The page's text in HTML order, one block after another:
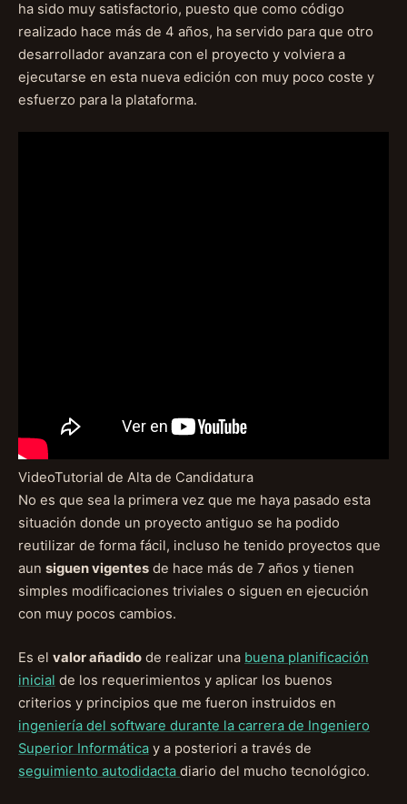
ha sido muy satisfactorio, puesto que como código
realizado hace más de 4 años, ha servido para que otro
desarrollador avanzara con el proyecto y volviera a
ejecutarse en esta nueva edición con muy poco coste y
esfuerzo para la plataforma.
VideoTutorial de Alta de Candidatura
No es que sea la primera vez que me haya pasado esta
situación donde un proyecto antiguo se ha podido
reutilizar de forma fácil, incluso he tenido proyectos que
aun siguen vigentes de hace más de 7 años y tienen
simples modificaciones triviales o siguen en ejecución
con muy pocos cambios.
Es el valor añadido de realizar una buena planificación
inicial de los requerimientos y aplicar los buenos
criterios y principios que me fueron instruidos en
ingeniería del software durante la carrera de Ingeniero
Superior Informática y a posteriori a través de
seguimiento autodidacta diario del mucho tecnológico.